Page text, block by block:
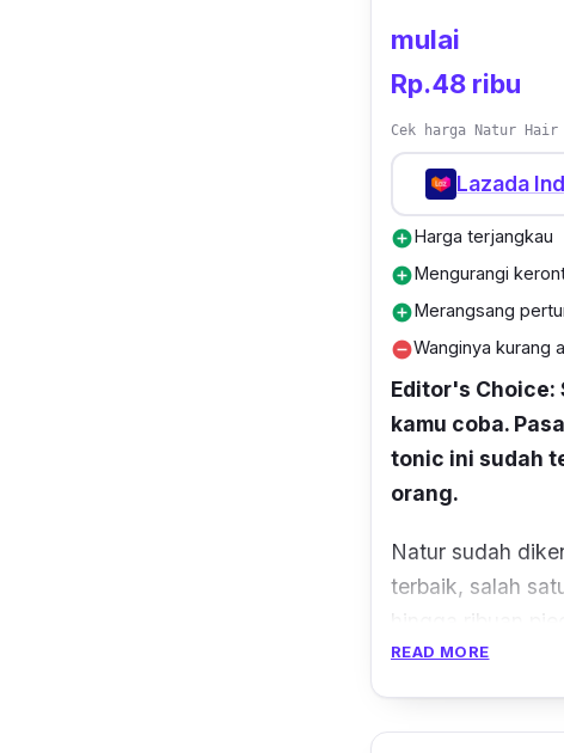
mulai
Rp.48 ribu
Cek harga Natur
Lazada
add_circleHarga terjangkau
add_circleMengurangi
add_circleMerangsang
remove_circleWanginya kurang
Editor's Choice:
kamu coba.
tonic ini sudah
orang.
Natur sudah
terbaik, salah
hingga ribuan
phytosterols,
READ MORE